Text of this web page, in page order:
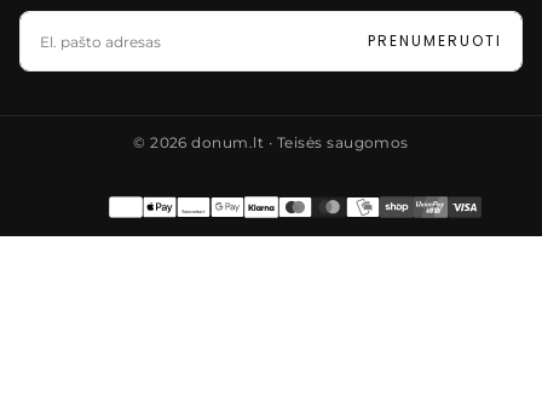
EL.
PRENUMERUOTI
© 2026 donum.lt ∙ Teisės saugomos
Mokėjimo
būdai